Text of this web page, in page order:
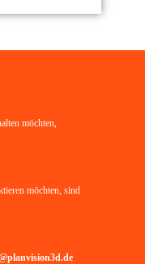
möchten,
möchten, sind